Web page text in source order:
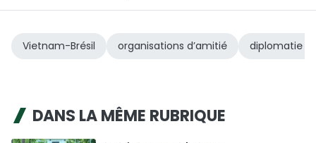
Vietnam-Brésil organisations d’amitié diplomatie
DANS LA MÊME RUBRIQUE